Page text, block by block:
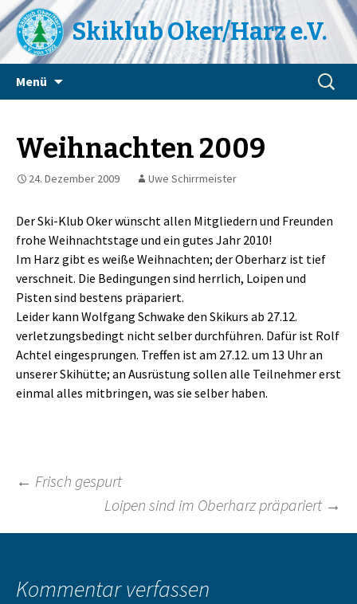
Skiklub Oker/Harz e.V.
Menü
Suchen
nach:
Weihnachten 2009
24. Dezember 2009 Uwe Schirrmeister
Der Ski-Klub Oker wünscht allen Mitgliedern und Freunden
frohe Weihnachtstage und ein gutes Jahr 2010!
Im Harz gibt es weiße Weihnachten; der Oberharz ist tief
verschneit. Die Bedingungen sind herrlich, Loipen und
Pisten sind bestens präpariert.
Leider kann Wolfgang Schwake den Skikurs ab 27.12.
verletzungsbedingt nicht selber durchführen. Dafür ist Rolf
Achtel eingesprungen. Treffen ist am 27.12. um 13 Uhr an
unserer Skihütte; an Ausrüstung sollen alle Teilnehmer erst
einmal alles mitbringen, was sie selber haben.
Beitragsnavigation
← Frisch gespurt
Loipen sind im Oberharz präpariert →
Kommentar verfassen